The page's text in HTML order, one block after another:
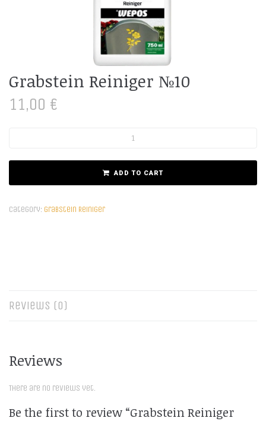
Grabstein Reiniger №10
11,00 €
ADD TO CART
Category: Grabstein Reiniger
Reviews (0)
Reviews
There are no reviews yet.
Be the first to review “Grabstein Reiniger